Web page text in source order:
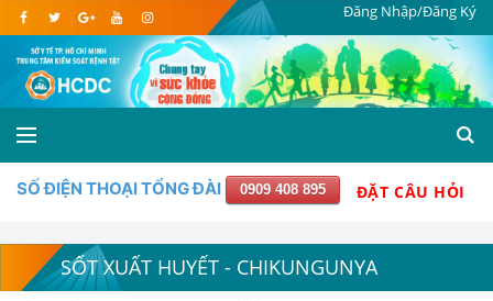
Đăng Nhập/Đăng Ký
SỐ ĐIỆN THOẠI TỔNG ĐÀI 0909 408 895 ĐẶT CÂU HỎI
SỐT XUẤT HUYẾT - CHIKUNGUNYA